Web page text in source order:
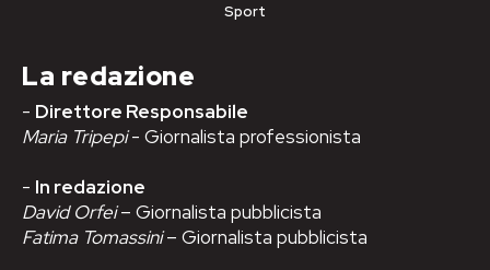
Sport
La redazione
- Direttore Responsabile
Maria Tripepi- Giornalista professionista
- In redazione
David Orfei– Giornalista pubblicista
Fatima Tomassini– Giornalista pubblicista